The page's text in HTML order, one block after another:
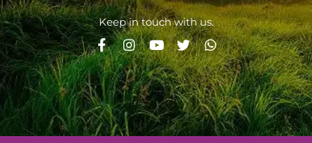
Keep in touch with us.